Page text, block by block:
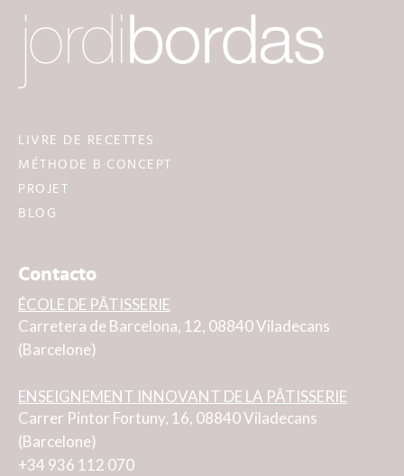
LIVRE DE RECETTES
MÉTHODE B·CONCEPT
PROJET
BLOG
Contacto
ÉCOLE DE PÂTISSERIE
Carretera de Barcelona, 12, 08840 Viladecans
(Barcelone)
ENSEIGNEMENT INNOVANT DE LA PÂTISSERIE
Carrer Pintor Fortuny, 16, 08840 Viladecans
(Barcelone)
+34 936 112 070